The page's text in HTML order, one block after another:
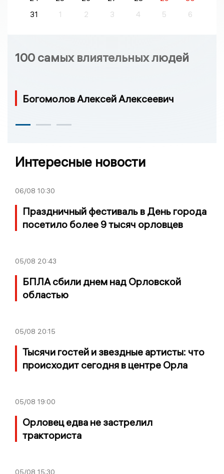
31
1 2 3 4 5 6
100 самых влиятельных людей
Богомолов Алексей Алексеевич
Интересные новости
06/08 10:30
Праздничный фестиваль в День города
посетило более 9 тысяч орловцев
05/08 20:43
БПЛА сбили днем над Орловской
областью
05/08 20:15
Тысячи гостей и звездные артисты: что
происходит сегодня в центре Орла
05/08 19:00
Орловец едва не застрелил
тракториста
05/08 15:30